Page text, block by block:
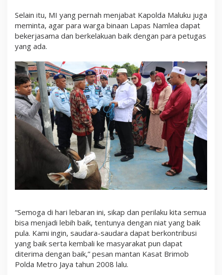
Selain itu, MI yang pernah menjabat Kapolda Maluku juga
meminta, agar para warga binaan Lapas Namlea dapat
bekerjasama dan berkelakuan baik dengan para petugas
yang ada.
“Semoga di hari lebaran ini, sikap dan perilaku kita semua
bisa menjadi lebih baik, tentunya dengan niat yang baik
pula. Kami ingin, saudara-saudara dapat berkontribusi
yang baik serta kembali ke masyarakat pun dapat
diterima dengan baik,” pesan mantan Kasat Brimob
Polda Metro Jaya tahun 2008 lalu.